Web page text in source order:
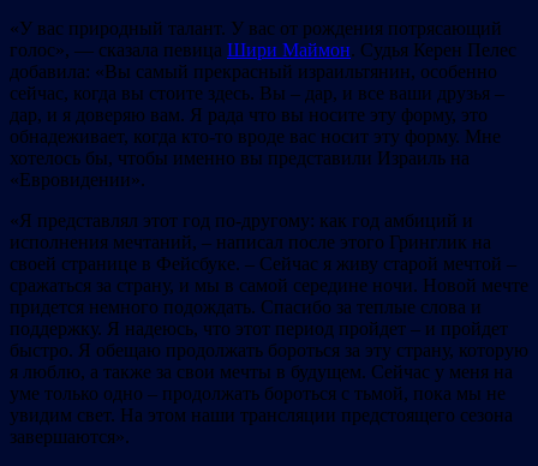
«У вас природный талант. У вас от рождения потрясающий
голос», — сказала певица Шири Маймон. Судья Керен Пелес
добавила: «Вы самый прекрасный израильтянин, особенно
сейчас, когда вы стоите здесь. Вы – дар, и все ваши друзья –
дар, и я доверяю вам. Я рада что вы носите эту форму, это
обнадеживает, когда кто-то вроде вас носит эту форму. Мне
хотелось бы, чтобы именно вы представили Израиль на
«Евровидении».
«Я представлял этот год по-другому: как год амбиций и
исполнения мечтаний, – написал после этого Гринглик на
своей странице в Фейсбуке. – Сейчас я живу старой мечтой –
сражаться за страну, и мы в самой середине ночи. Новой мечте
придется немного подождать. Спасибо за теплые слова и
поддержку. Я надеюсь, что этот период пройдет – и пройдет
быстро. Я обещаю продолжать бороться за эту страну, которую
я люблю, а также за свои мечты в будущем. Сейчас у меня на
уме только одно – продолжать бороться с тьмой, пока мы не
увидим свет. На этом наши трансляции предстоящего сезона
завершаются».